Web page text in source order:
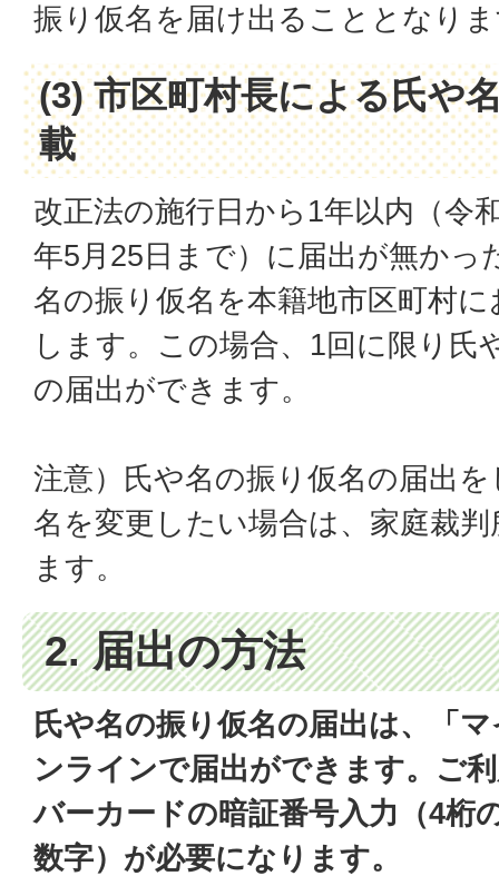
振り仮名を届け出ることとなり
(3) 市区町村長による氏や
載
改正法の施行日から1年以内（令
年5月25日まで）に届出が無かっ
名の振り仮名を本籍地市区町村
します。この場合、1回に限り氏
の届出ができます。
注意）氏や名の振り仮名の届出
名を変更したい場合は、家庭裁
ます。
2. 届出の方法
氏や名の振り仮名の届出は、「
ンラインで届出ができます。ご
バーカードの暗証番号入力（4桁
数字）が必要になります。